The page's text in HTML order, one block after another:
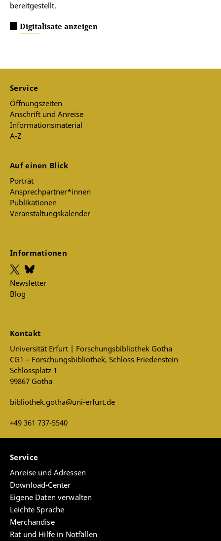
bereitgestellt.
Digitalisate anzeigen
Service
Öffnungszeiten
Anschrift und Anreise
Informationsmaterial
A-Z
Auf einen Blick
Porträt
Ansprechpartner*innen
Publikationen
Veranstaltungskalender
Informationen
Newsletter
Blog
Kontakt
Universität Erfurt | Forschungsbibliothek Gotha
CG1 – Forschungsbibliothek, Schloss Friedenstein
Schlossplatz 1
99867 Gotha
bibliothek.gotha@uni-erfurt.de
+49 361 737-5540
Service
Anreise und Adressen
Download-Center
Eigene Daten verwalten
Leichte Sprache
Merchandise
Rat und Hilfe in Notfällen